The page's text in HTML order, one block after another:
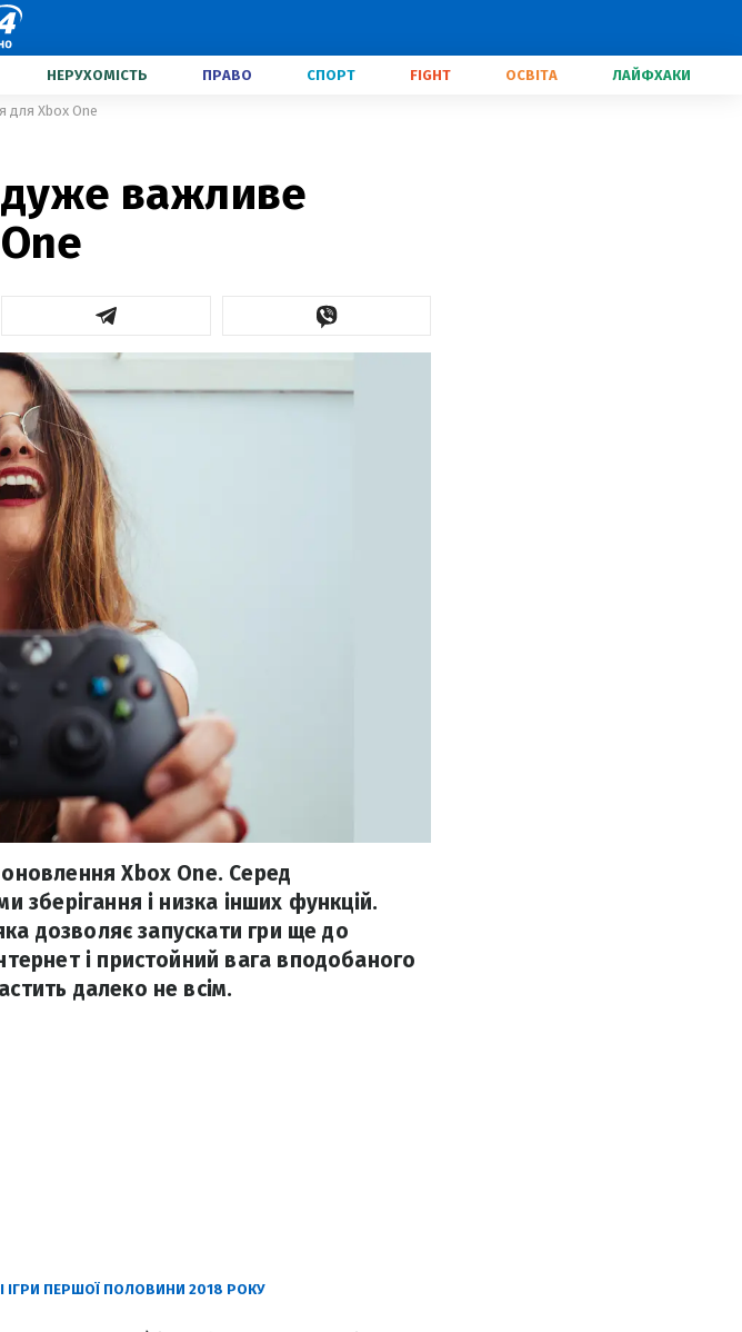
НЕРУХОМІСТЬ ПРАВО СПОРТ FIGHT ОСВІТА ЛАЙФХАКИ
для Xbox One
важливе
Xbox One. Серед
зберігання і низка інших функцій.
дозволяє запускати гри ще до
і пристойний вага вподобаного
далеко не всім.
ІГРИ ПЕРШОЇ ПОЛОВИНИ 2018 РОКУ